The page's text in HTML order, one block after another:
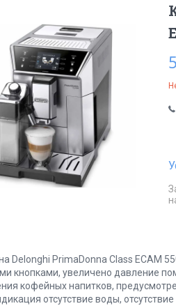
Delonghi PrimaDonna Class ECAM
кнопками, увеличено давление
кофейных напитков,
отсутствие воды,